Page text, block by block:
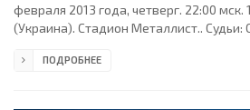
февраля 2013 года, четверг. 22:00
(Украина). Стадион Металлист..
Бельгия). Резервный: Кристоф Меерс
ПОДРОБНЕЕ